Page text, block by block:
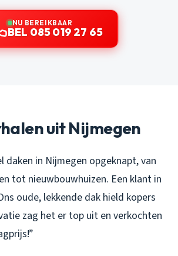
NU BEREIKBAAR
BEL 085 019 27 65
uit Nijmegen
daken in Nijmegen opgeknapt, van
tot nieuwbouwhuizen. Een klant in
oude, lekkende dak hield kopers
zag het er top uit en verkochten